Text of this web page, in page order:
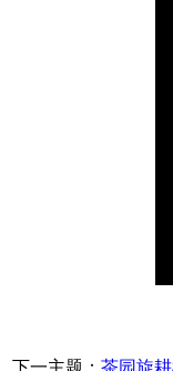
下一主题： 茶园旋